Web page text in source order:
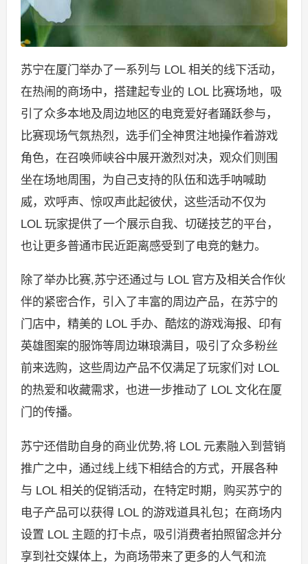
苏宁在厦门举办了一系列与 LOL 相关的线下活动，
在热闹的商场中，搭建起专业的 LOL 比赛场地，吸
引了众多本地及周边地区的电竞爱好者踊跃参与，
比赛现场气氛热烈，选手们全神贯注地操作着游戏
角色，在召唤师峡谷中展开激烈对决，观众们则围
坐在场地周围，为自己支持的队伍和选手呐喊助
威，欢呼声、惊叹声此起彼伏，这些活动不仅为
LOL 玩家提供了一个展示自我、切磋技艺的平台，
也让更多普通市民近距离感受到了电竞的魅力。
除了举办比赛,苏宁还通过与 LOL 官方及相关合作伙
伴的紧密合作，引入了丰富的周边产品，在苏宁的
门店中，精美的 LOL 手办、酷炫的游戏海报、印有
英雄图案的服饰等周边琳琅满目，吸引了众多粉丝
前来选购，这些周边产品不仅满足了玩家们对 LOL
的热爱和收藏需求，也进一步推动了 LOL 文化在厦
门的传播。
苏宁还借助自身的商业优势,将 LOL 元素融入到营销
推广之中，通过线上线下相结合的方式，开展各种
与 LOL 相关的促销活动，在特定时期，购买苏宁的
电子产品可以获得 LOL 的游戏道具礼包；在商场内
设置 LOL 主题的打卡点，吸引消费者拍照留念并分
享到社交媒体上，为商场带来了更多的人气和流